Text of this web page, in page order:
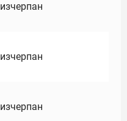
изчерпан
изчерпан
изчерпан